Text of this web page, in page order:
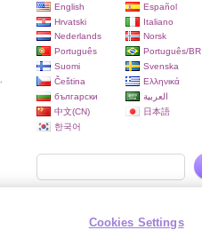
English
Español
Hrvatski
Italiano
Nederlands
Norsk
Português
Português/BR
Suomi
Svenska
Čeština
Ελληνικά
български
العربية
中文(CN)
日本語
한국어
Cookies Settings